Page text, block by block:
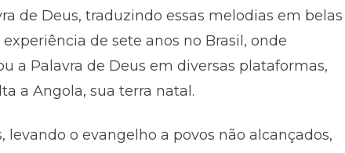
de Deus, traduzindo essas melodias em belas
de sete anos no Brasil, onde
a Palavra de Deus em diversas plataformas,
a Angola, sua terra natal.
levando o evangelho a povos não alcançados,